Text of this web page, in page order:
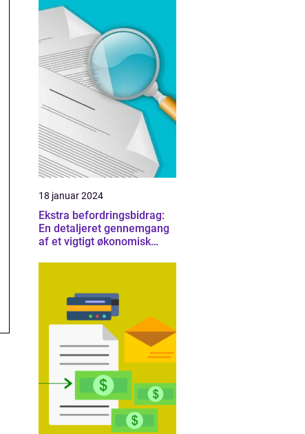
18 januar 2024
Ekstra befordringsbidrag:
En detaljeret gennemgang
af et vigtigt økonomisk